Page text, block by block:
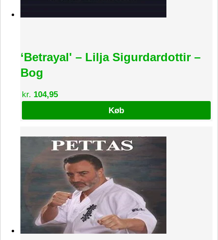
‘Betrayal' – Lilja Sigurdardottir –
Bog
kr. 104,95
Køb